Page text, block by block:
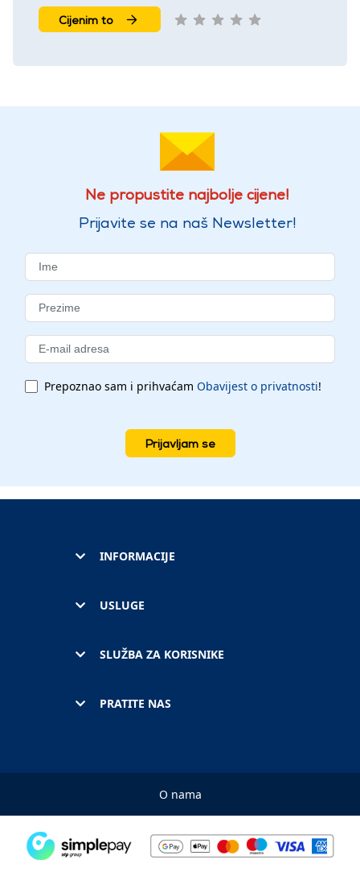
Cijenim to
Ne propustite najbolje cijene!
Prijavite se na naš Newsletter!
Prepoznao sam i prihvaćam Obavijest o privatnosti!
Prijavljam se
INFORMACIJE
USLUGE
SLUŽBA ZA KORISNIKE
PRATITE NAS
O nama